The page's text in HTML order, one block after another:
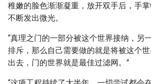
稚嫩的脸色渐渐凝重，放开双手后，手
不断发出微光。
“真理之门的一部分被这个世界接纳，另
排斥，那么自己需要做的就是将被这个
出去，门的世界就是最佳过滤网。”